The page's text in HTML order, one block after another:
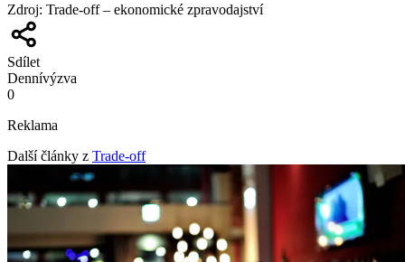
Zdroj: Trade-off – ekonomické zpravodajství
Sdílet
Dennívýzva
0
Reklama
Další články z Trade-off